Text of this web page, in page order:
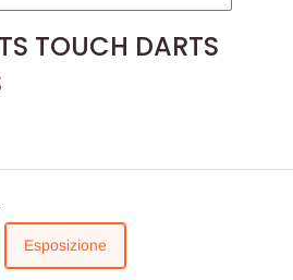
TOUCH DARTS
Esposizione